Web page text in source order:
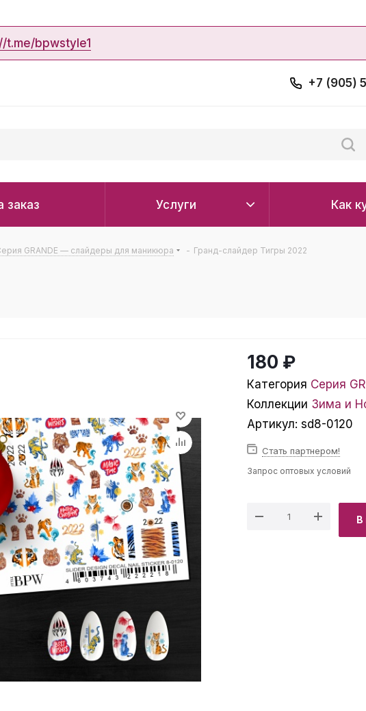
t.me/bpwstyle1
+7 (905)
заказ Услуги Как
GRANDE — слайдеры для маникюра - Гранд-слайдер Тигры 2022
180 ₽
Категория Серия
Коллекции Зима и
Артикул: sd8-0120
Стать партнером!
Запрос оптовых условий
В